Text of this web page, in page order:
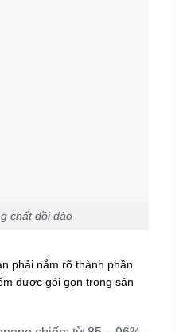
chất dồi dào
phải nắm rõ thành phần
được gói gọn trong sản